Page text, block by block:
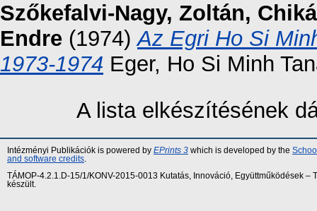
Szőkefalvi-Nagy, Zoltán,
Endre (1974)Az Egri Ho Si
1973-1974 Eger, Ho Si Minh
A lista elkészítésének
Intézményi Publikációk is powered by EPrints 3 which is developed by the
and software credits
TÁMOP-4.2.1.D-15/1/KONV-2015-0013 Kutatás, Innováció, Együttműködések
készült.